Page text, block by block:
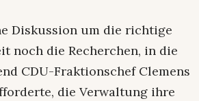
Diskussion um die richtige
noch die Recherchen, in die
CDU-Fraktionschef Clemens
die Verwaltung ihre